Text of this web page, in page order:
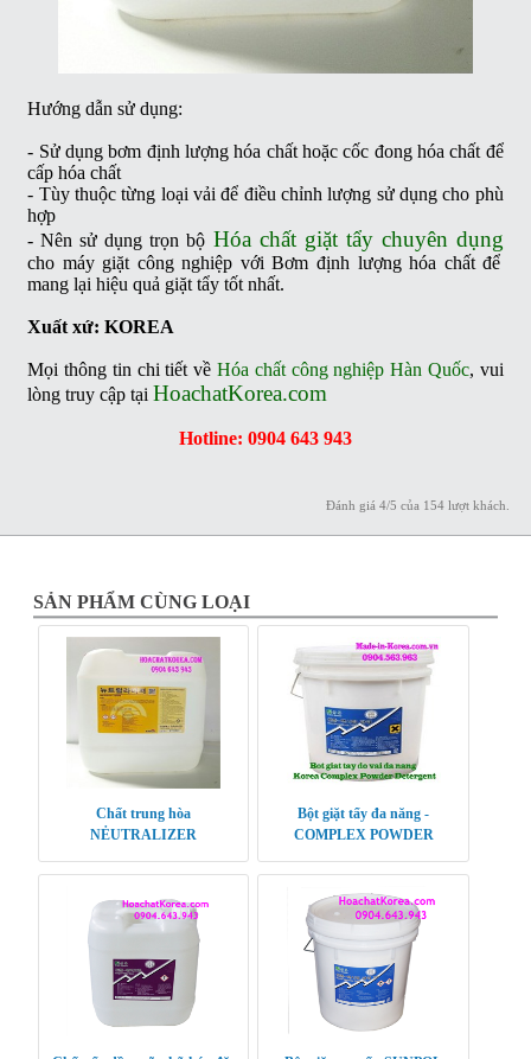
Hướng dẫn sử dụng:
- Sử dụng bơm định lượng hóa chất hoặc cốc đong hóa chất để
cấp hóa chất
- Tùy thuộc từng loại vải để điều chỉnh lượng sử dụng cho phù
hợp
- Nên sử dụng trọn bộ Hóa chất giặt tẩy chuyên dụng
cho máy giặt công nghiệp với Bơm định lượng hóa chất để
mang lại hiệu quả giặt tẩy tốt nhất.
Xuất xứ: KOREA
Mọi thông tin chi tiết về Hóa chất công nghiệp Hàn Quốc, vui
lòng truy cập tạiHoachatKorea.com
Hotline: 0904 643 943
Đánh giá 4/5 của 154lượt khách.
SẢN PHẨM CÙNG LOẠI
Chất trung hòa
NẺUTRALIZER
Bột giặt tẩy đa năng -
COMPLEX POWDER